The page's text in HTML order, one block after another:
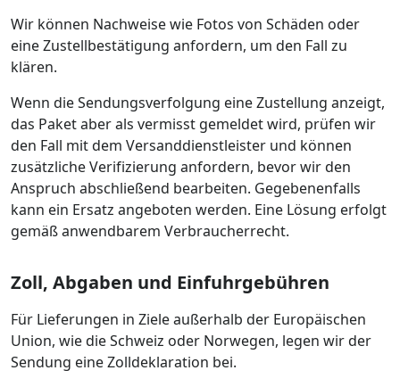
Wir können Nachweise wie Fotos von Schäden oder
eine Zustellbestätigung anfordern, um den Fall zu
klären.
Wenn die Sendungsverfolgung eine Zustellung anzeigt,
das Paket aber als vermisst gemeldet wird, prüfen wir
den Fall mit dem Versanddienstleister und können
zusätzliche Verifizierung anfordern, bevor wir den
Anspruch abschließend bearbeiten. Gegebenenfalls
kann ein Ersatz angeboten werden. Eine Lösung erfolgt
gemäß anwendbarem Verbraucherrecht.
Zoll, Abgaben und Einfuhrgebühren
Für Lieferungen in Ziele außerhalb der Europäischen
Union, wie die Schweiz oder Norwegen, legen wir der
Sendung eine Zolldeklaration bei.